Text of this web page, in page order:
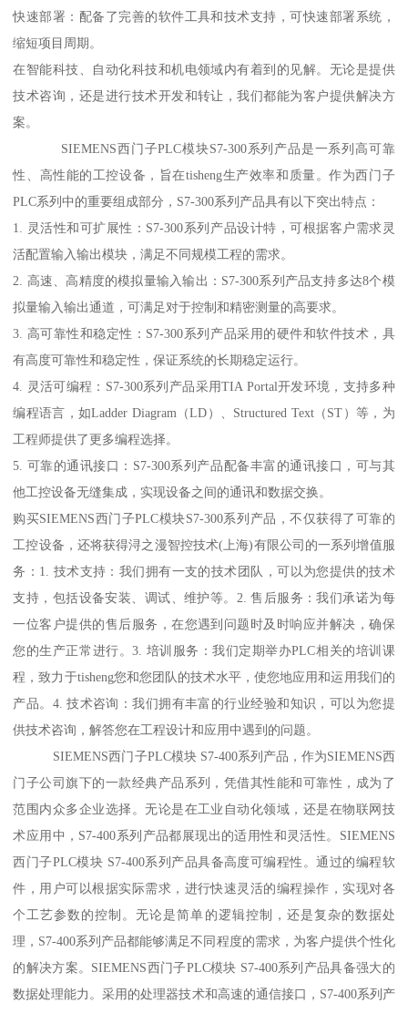
快速部署：配备了完善的软件工具和技术支持，可快速部署系统，
缩短项目周期。
在智能科技、自动化科技和机电领域内有着到的见解。无论是提供
技术咨询，还是进行技术开发和转让，我们都能为客户提供解决方
案。
SIEMENS西门子PLC模块S7-300系列产品是一系列高可靠
性、高性能的工控设备，旨在tisheng生产效率和质量。作为西门子
PLC系列中的重要组成部分，S7-300系列产品具有以下突出特点：
1. 灵活性和可扩展性：S7-300系列产品设计特，可根据客户需求灵
活配置输入输出模块，满足不同规模工程的需求。
2. 高速、高精度的模拟量输入输出：S7-300系列产品支持多达8个模
拟量输入输出通道，可满足对于控制和精密测量的高要求。
3. 高可靠性和稳定性：S7-300系列产品采用的硬件和软件技术，具
有高度可靠性和稳定性，保证系统的长期稳定运行。
4. 灵活可编程：S7-300系列产品采用TIA Portal开发环境，支持多种
编程语言，如Ladder Diagram（LD）、Structured Text（ST）等，为
工程师提供了更多编程选择。
5. 可靠的通讯接口：S7-300系列产品配备丰富的通讯接口，可与其
他工控设备无缝集成，实现设备之间的通讯和数据交换。
购买SIEMENS西门子PLC模块S7-300系列产品，不仅获得了可靠的
工控设备，还将获得浔之漫智控技术(上海)有限公司的一系列增值服
务：1. 技术支持：我们拥有一支的技术团队，可以为您提供的技术
支持，包括设备安装、调试、维护等。2. 售后服务：我们承诺为每
一位客户提供的售后服务，在您遇到问题时及时响应并解决，确保
您的生产正常进行。3. 培训服务：我们定期举办PLC相关的培训课
程，致力于tisheng您和您团队的技术水平，使您地应用和运用我们的
产品。4. 技术咨询：我们拥有丰富的行业经验和知识，可以为您提
供技术咨询，解答您在工程设计和应用中遇到的问题。
SIEMENS西门子PLC模块 S7-400系列产品，作为SIEMENS西
门子公司旗下的一款经典产品系列，凭借其性能和可靠性，成为了
范围内众多企业选择。无论是在工业自动化领域，还是在物联网技
术应用中，S7-400系列产品都展现出的适用性和灵活性。SIEMENS
西门子PLC模块 S7-400系列产品具备高度可编程性。通过的编程软
件，用户可以根据实际需求，进行快速灵活的编程操作，实现对各
个工艺参数的控制。无论是简单的逻辑控制，还是复杂的数据处
理，S7-400系列产品都能够满足不同程度的需求，为客户提供个性化
的解决方案。SIEMENS西门子PLC模块 S7-400系列产品具备强大的
数据处理能力。采用的处理器技术和高速的通信接口，S7-400系列产